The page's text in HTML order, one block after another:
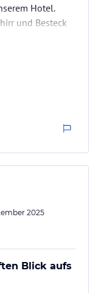
Hotel.
und Besteck
dem
2025
Blick aufs